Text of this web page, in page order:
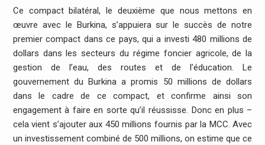
Ce compact bilatéral, le deuxième que nous mettons en
œuvre avec le Burkina, s’appuiera sur le succès de notre
premier compact dans ce pays, qui a investi 480 millions de
dollars dans les secteurs du régime foncier agricole, de la
gestion de l’eau, des routes et de l’éducation. Le
gouvernement du Burkina a promis 50 millions de dollars
dans le cadre de ce compact, et confirme ainsi son
engagement à faire en sorte qu’il réussisse. Donc en plus –
cela vient s’ajouter aux 450 millions fournis par la MCC. Avec
un investissement combiné de 500 millions, on estime que ce